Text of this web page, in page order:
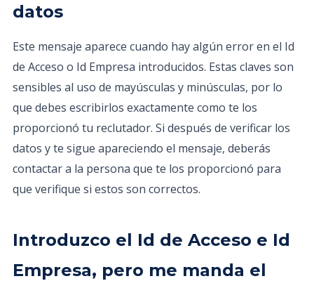
datos
Este mensaje aparece cuando hay algún error en el Id
de Acceso o Id Empresa introducidos. Estas claves son
sensibles al uso de mayúsculas y minúsculas, por lo
que debes escribirlos exactamente como te los
proporcionó tu reclutador. Si después de verificar los
datos y te sigue apareciendo el mensaje, deberás
contactar a la persona que te los proporcionó para
que verifique si estos son correctos.
Introduzco el Id de Acceso e Id
Empresa, pero me manda el